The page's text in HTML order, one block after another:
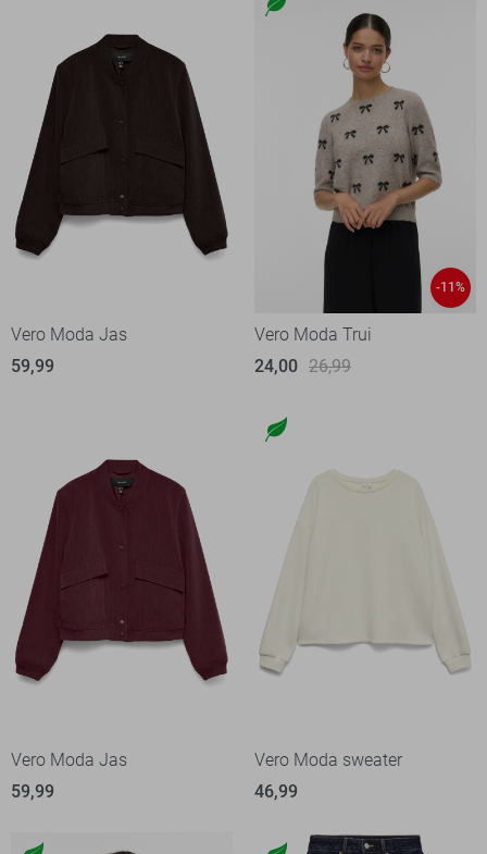
Vero Moda Jas
59,99
-11%
Vero Moda Trui
24,00 26,99
Vero Moda Jas
59,99
Vero Moda sweater
46,99